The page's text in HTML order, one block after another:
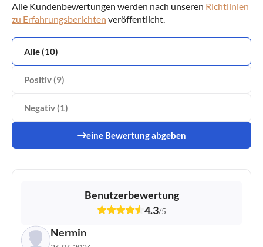
Wähle Broker Aus
Alle Kundenbewertungen werden nach unseren Richtlinien
zu Erfahrungsberichten veröffentlicht.
Alle (10)
Positiv (9)
Negativ (1)
eine Bewertung abgeben
Benutzerbewertung
4.3/5
Nermin